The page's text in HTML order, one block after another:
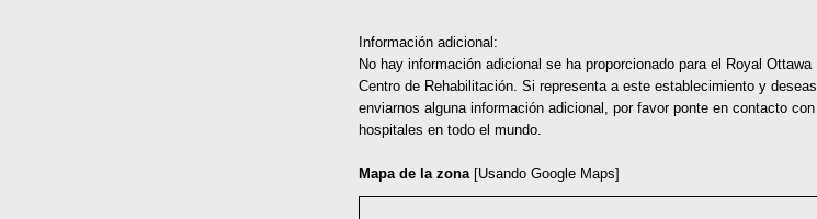
Información adicional:
No hay información adicional se ha proporcionado para el Royal Ottawa
Centro de Rehabilitación. Si representa a este establecimiento y deseas
enviarnos alguna información adicional, por favor ponte en contacto con
hospitales en todo el mundo.
Mapa de la zona[Usando Google Maps]